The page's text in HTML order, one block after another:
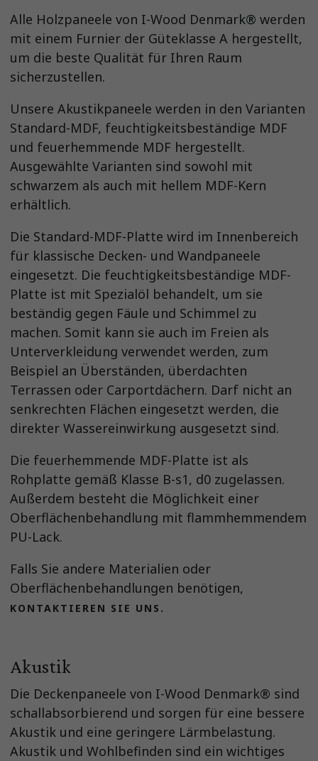
Alle Holzpaneele von I-Wood Denmark® werden
mit einem Furnier der Güteklasse A hergestellt,
um die beste Qualität für Ihren Raum
sicherzustellen.
Unsere Akustikpaneele werden in den Varianten
Standard-MDF, feuchtigkeitsbeständige MDF
und feuerhemmende MDF hergestellt.
Ausgewählte Varianten sind sowohl mit
schwarzem als auch mit hellem MDF-Kern
erhältlich.
Die Standard-MDF-Platte wird im Innenbereich
für klassische Decken- und Wandpaneele
eingesetzt. Die feuchtigkeitsbeständige MDF-
Platte ist mit Spezialöl behandelt, um sie
beständig gegen Fäule und Schimmel zu
machen. Somit kann sie auch im Freien als
Unterverkleidung verwendet werden, zum
Beispiel an Überständen, überdachten
Terrassen oder Carportdächern. Darf nicht an
senkrechten Flächen eingesetzt werden, die
direkter Wassereinwirkung ausgesetzt sind.
Die feuerhemmende MDF-Platte ist als
Rohplatte gemäß Klasse B-s1, d0 zugelassen.
Außerdem besteht die Möglichkeit einer
Oberflächenbehandlung mit flammhemmendem
PU-Lack.
Falls Sie andere Materialien oder
Oberflächenbehandlungen benötigen,
KONTAKTIEREN SIE UNS.
Akustik
Die Deckenpaneele von I-Wood Denmark® sind
schallabsorbierend und sorgen für eine bessere
Akustik und eine geringere Lärmbelastung.
Akustik und Wohlbefinden sind ein wichtiges